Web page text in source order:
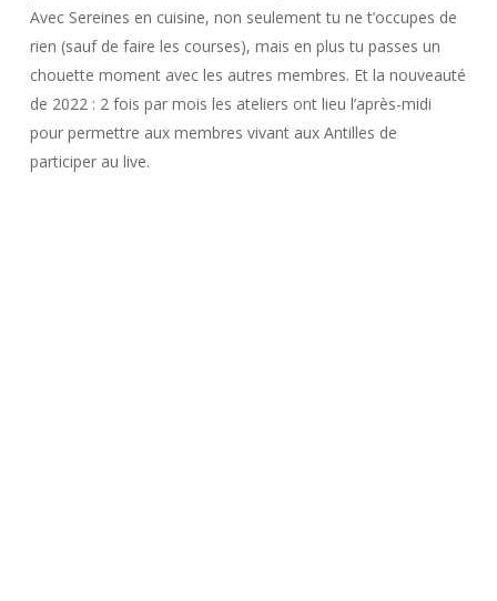
Avec Sereines en cuisine, non seulement tu ne t’occupes de
rien (sauf de faire les courses), mais en plus tu passes un
chouette moment avec les autres membres. Et la nouveauté
de 2022 : 2 fois par mois les ateliers ont lieu l’après-midi
pour permettre aux membres vivant aux Antilles de
participer au live.